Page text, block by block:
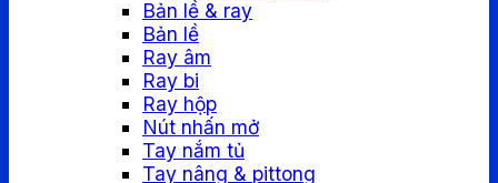
Bản lề & ray
Bản lề
Ray âm
Ray bi
Ray hộp
Nút nhấn mở
Tay nắm tủ
Tay nâng & pittong